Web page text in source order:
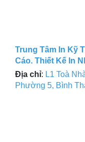
Trung Tâm In Kỹ
Cáo. Thiết Kế In
Địa chỉ: L1 Toà
Phường 5, Bình